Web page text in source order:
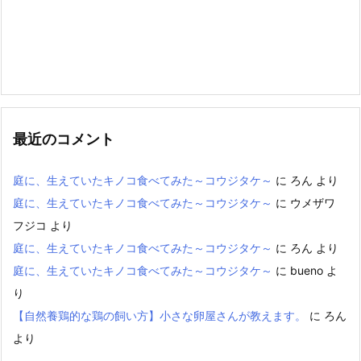
最近のコメント
庭に、生えていたキノコ食べてみた～コウジタケ～ に ろん より
庭に、生えていたキノコ食べてみた～コウジタケ～ に ウメザワ
フジコ より
庭に、生えていたキノコ食べてみた～コウジタケ～ に ろん より
庭に、生えていたキノコ食べてみた～コウジタケ～ に bueno よ
り
【自然養鶏的な鶏の飼い方】小さな卵屋さんが教えます。
に ろん
より